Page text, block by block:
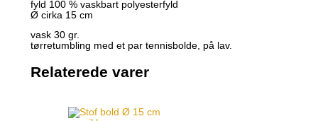
fyld 100 % vaskbart polyesterfyld
Ø cirka 15 cm
vask 30 gr.
tørretumbling med et par tennisbolde, på lav.
Relaterede varer